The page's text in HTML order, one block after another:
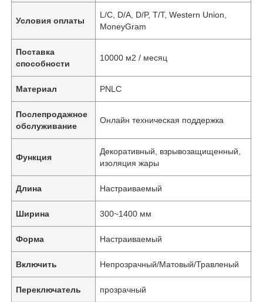
Условия оплаты
L/C, D/A, D/P, T/T, Western Union,
MoneyGram
Поставка
способности
10000 м2 / месяц
Материал PNLC
Послепродажное
обслуживание
Онлайн техническая поддержка
Функция
Декоративный, взрывозащищенный,
изоляция жары
Длина Настраиваемый
Ширина 300~1400 мм
Форма Настраиваемый
Включить Непрозрачный/Матовый/Травленый
Переключатель прозрачный